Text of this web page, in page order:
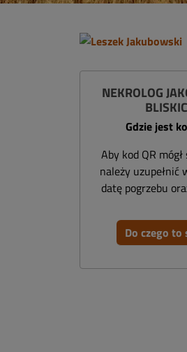
NEKROLOG
Gdzie jest
Aby kod QR
należy uzupełnić
datę pogrzebu
Do czego to